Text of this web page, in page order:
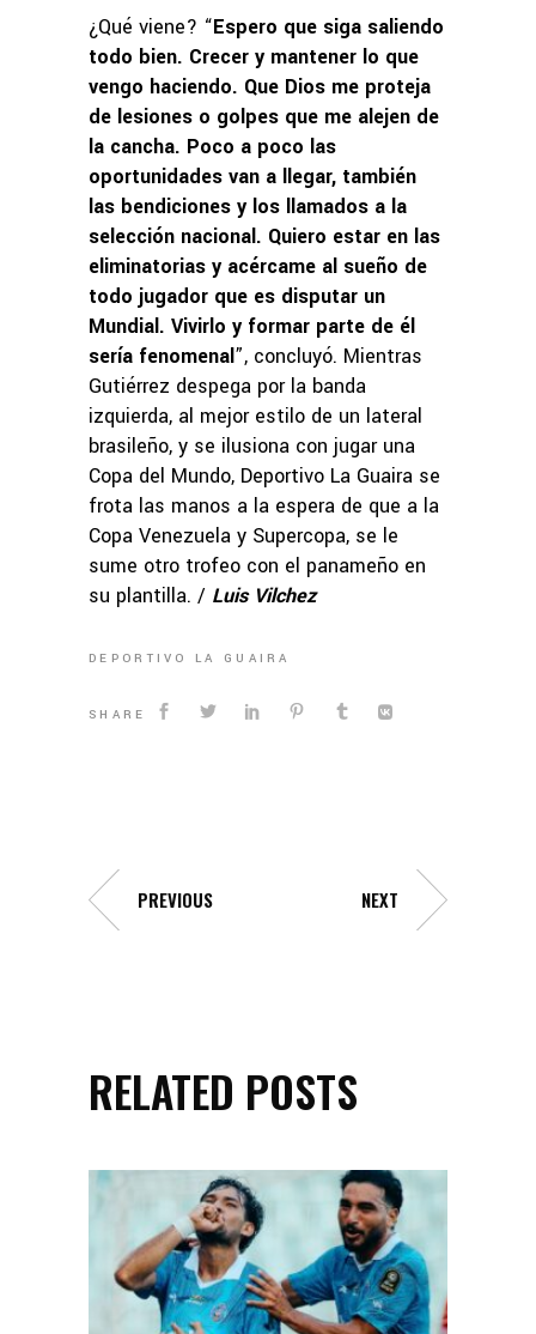
¿Qué viene? “Espero que siga saliendo
todo bien. Crecer y mantener lo que
vengo haciendo. Que Dios me proteja
de lesiones o golpes que me alejen de
la cancha. Poco a poco las
oportunidades van a llegar, también
las bendiciones y los llamados a la
selección nacional. Quiero estar en las
eliminatorias y acércame al sueño de
todo jugador que es disputar un
Mundial. Vivirlo y formar parte de él
sería fenomenal”, concluyó. Mientras
Gutiérrez despega por la banda
izquierda, al mejor estilo de un lateral
brasileño, y se ilusiona con jugar una
Copa del Mundo, Deportivo La Guaira se
frota las manos a la espera de que a la
Copa Venezuela y Supercopa, se le
sume otro trofeo con el panameño en
su plantilla. / Luis Vilchez
DEPORTIVO LA GUAIRA
SHARE
PREVIOUS NEXT
RELATED POSTS